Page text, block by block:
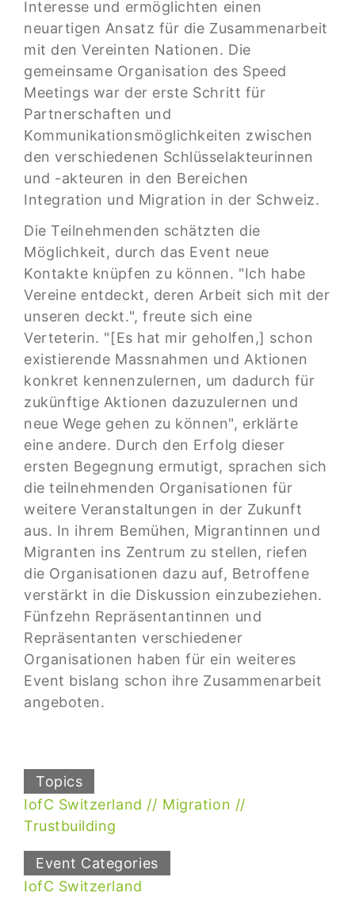
Interesse und ermöglichten einen
neuartigen Ansatz für die Zusammenarbeit
mit den Vereinten Nationen. Die
gemeinsame Organisation des Speed
Meetings war der erste Schritt für
Partnerschaften und
Kommunikationsmöglichkeiten zwischen
den verschiedenen Schlüsselakteurinnen
und -akteuren in den Bereichen
Integration und Migration in der Schweiz.
Die Teilnehmenden schätzten die
Möglichkeit, durch das Event neue
Kontakte knüpfen zu können. "Ich habe
Vereine entdeckt, deren Arbeit sich mit der
unseren deckt.", freute sich eine
Verteterin. "[Es hat mir geholfen,] schon
existierende Massnahmen und Aktionen
konkret kennenzulernen, um dadurch für
zukünftige Aktionen dazuzulernen und
neue Wege gehen zu können", erklärte
eine andere. Durch den Erfolg dieser
ersten Begegnung ermutigt, sprachen sich
die teilnehmenden Organisationen für
weitere Veranstaltungen in der Zukunft
aus. In ihrem Bemühen, Migrantinnen und
Migranten ins Zentrum zu stellen, riefen
die Organisationen dazu auf, Betroffene
verstärkt in die Diskussion einzubeziehen.
Fünfzehn Repräsentantinnen und
Repräsentanten verschiedener
Organisationen haben für ein weiteres
Event bislang schon ihre Zusammenarbeit
angeboten.
Topics
IofC Switzerland
Migration
Trustbuilding
Event Categories
IofC Switzerland